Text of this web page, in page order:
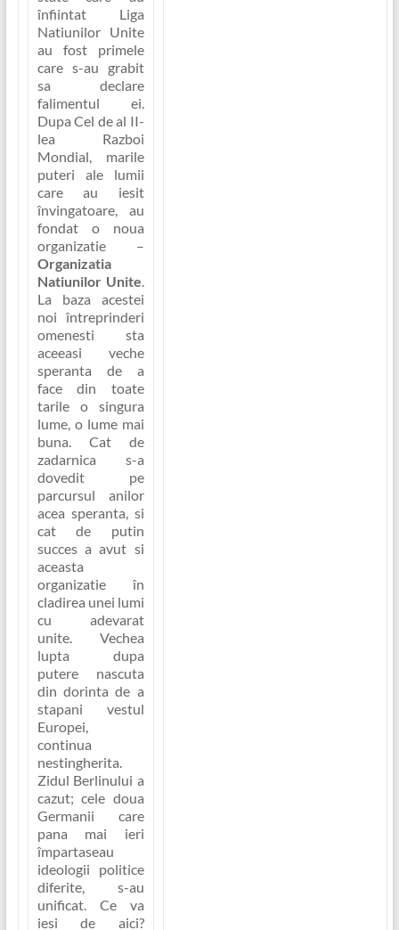
înfiintat Liga
Natiunilor Unite
au fost primele
care s-au grabit
sa declare
falimentul ei.
Dupa Cel de al II-
lea Razboi
Mondial, marile
puteri ale lumii
care au iesit
învingatoare, au
fondat o noua
organizatie –
Organizatia
Natiunilor Unite.
La baza acestei
noi întreprinderi
omenesti sta
aceeasi veche
speranta de a
face din toate
tarile o singura
lume, o lume mai
buna.Cat de
zadarnica s-a
dovedit pe
parcursul anilor
acea speranta, si
cat de putin
succes a avut si
aceasta
organizatie în
cladirea unei lumi
cu adevarat
unite. Vechea
lupta dupa
putere nascuta
din dorinta de a
stapani vestul
Europei,
continua
nestingherita.
Zidul Berlinului a
cazut; cele doua
Germanii care
pana mai ieri
împartaseau
ideologii politice
diferite, s-au
unificat. Ce va
iesi de aici?